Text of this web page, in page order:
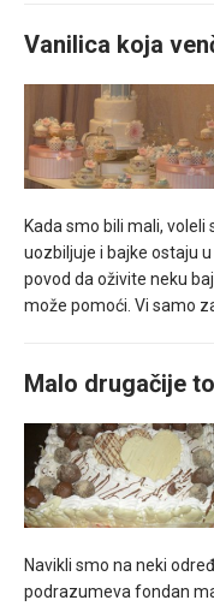
Vanilica koja
Kada smo bili mali,
uozbiljuje i bajke ostaju
povod da oživite neku
može pomoći. Vi samo
Malo drugačije
Navikli smo na neki
podrazumeva fondan